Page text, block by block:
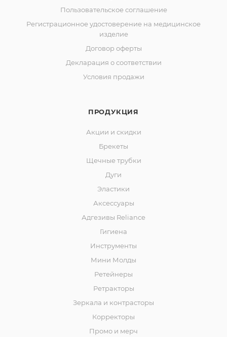
Пользовательское соглашение
Регистрационное удостоверение на медицинское
изделие
Договор оферты
Декларация о соответствии
Условия продажи
ПРОДУКЦИЯ
Акции и скидки
Брекеты
Щечные трубки
Дуги
Эластики
Аксессуары
Адгезивы Reliance
Гигиена
Инструменты
Мини Молды
Ретейнеры
Ретракторы
Зеркала и контраcторы
Корректоры
Промо и мерч